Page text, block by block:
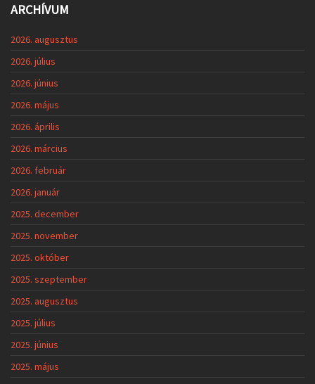
ARCHÍVUM
2026. augusztus
2026. július
2026. június
2026. május
2026. április
2026. március
2026. február
2026. január
2025. december
2025. november
2025. október
2025. szeptember
2025. augusztus
2025. július
2025. június
2025. május